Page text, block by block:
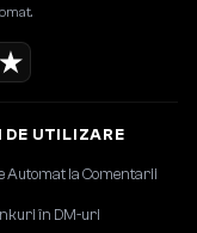
DE UTILIZARE
Automat la Comentarii
în DM-uri